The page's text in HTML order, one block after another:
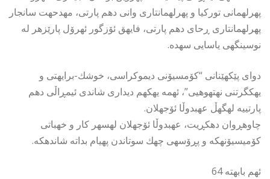
پهرلهمانی توركیا و پهرلهمانتاری وانی دهم پارتی، مهدحهت سانجار
پهرلهمانتاری ڕحای دهم پارتی، فایهق ئۆزگور ئهرۆل پارێزهر له
نوسینگهی یاسایی سهده.
دوای پێكهێنانی “كۆمسیۆنی دیموكراسی، خوشك-برایهتی و
یهكگرتنی نهتهوهیی”، ئهمه یهكهم دیداری شاندی ئیمڕاڵی دهم
پارتییه لهگهڵ عهبدوڵا ئۆجهلان.
چاوهڕوان دهكڕیت، عهبدوڵا ئۆجهلان لهسهر كار و خهباتی
كۆمیسیۆنهكه و پڕۆسهی چهك سوتاندن پهیام بداته شاندهكه.
ئهم بابهته 64